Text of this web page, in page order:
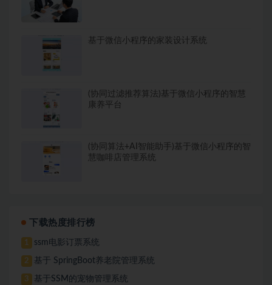
基于微信小程序的家装设计系统
(协同过滤推荐算法)基于微信小程序的智慧
康养平台
(协同算法+AI智能助手)基于微信小程序的智
慧咖啡店管理系统
下载热度排行榜
1 ssm电影订票系统
2 基于 SpringBoot养老院管理系统
3 基于SSM的宠物管理系统